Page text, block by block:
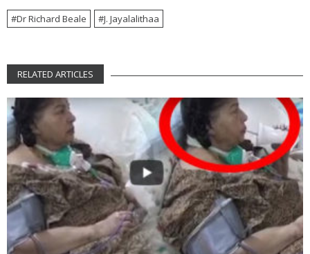
Dr Richard Beale J. Jayalalithaa
RELATED ARTICLES